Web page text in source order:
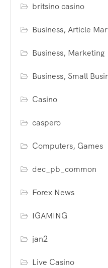
britsino casino
Business, Article
Business, Marketing
Business, Small
Casino
caspero
Computers, Games
dec_pb_common
Forex News
IGAMING
jan2
Live Casino